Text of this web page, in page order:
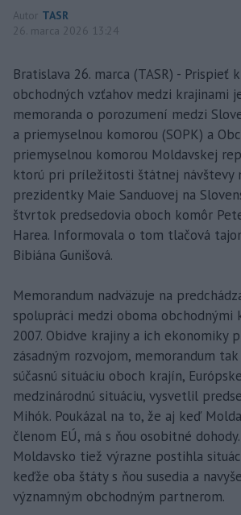
Autor TASR
26. marca 2026 13:24
Bratislava 26. marca (TASR) - Prispieť
obchodných vzťahov medzi krajinami
memoranda o porozumení medzi
a priemyselnou komorou (SOPK) a
priemyselnou komorou Moldavskej
ktorú pri príležitosti štátnej návštevy
prezidentky Maie Sanduovej na
štvrtok predsedovia oboch komôr
Harea. Informovala o tom tlačová
Bibiána Gunišová.
Memorandum nadväzuje na
spolupráci medzi oboma obchodnými
2007. Obidve krajiny a ich ekonomiky
zásadným rozvojom, memorandum
súčasnú situáciu oboch krajín,
medzinárodnú situáciu, vysvetlil
Mihók. Poukázal na to, že aj keď
členom EÚ, má s ňou osobitné
Moldavsko tiež výrazne postihla
keďže oba štáty s ňou susedia a
významným obchodným partnerom.